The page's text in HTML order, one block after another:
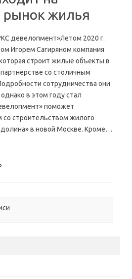
рынок жилья
девелопмент»Летом 2020 г.
Игорем Сагиряном компания
строит жилые объекты в
со столичным
сотрудничества они
в этом году стал
поможет
со строительством жилого
в новой Москве. Кроме…